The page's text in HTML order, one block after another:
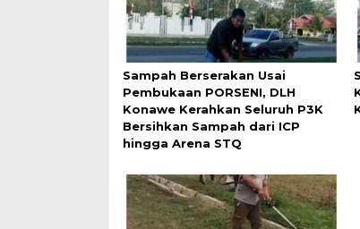
Sampah Berserakan Usai
Pembukaan PORSENI, DLH
Konawe Kerahkan Seluruh P3K
Bersihkan Sampah dari ICP
hingga Arena STQ